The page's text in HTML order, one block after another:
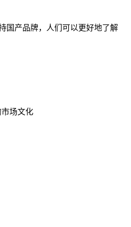
国产品牌，人们可以更好地了解
场文化